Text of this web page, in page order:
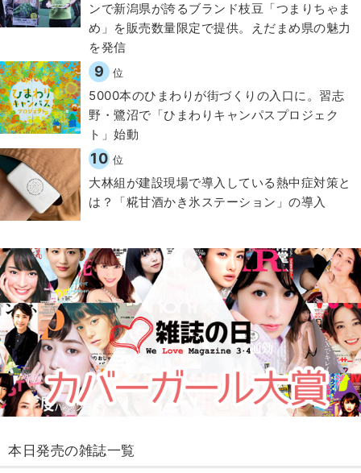
ンで新潟県が誇るブランド枝豆「つまりちゃま
め」を販売数量限定で提供。えだまめ県の魅力
を発信
9 位
5000本のひまわりが街づくりの入口に。習志
野・鷺沼で「ひまわりキャンパスプロジェク
ト」始動
10 位
大林組が建設現場で導入している熱中症対策と
は？「糀甘酒かき氷ステーション」の導入
本日発売の雑誌一覧